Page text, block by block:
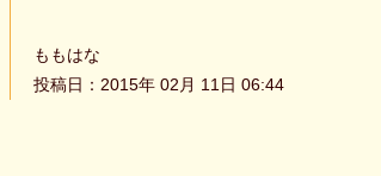
ももはな
投稿日：2015年 02月 11日 06:44